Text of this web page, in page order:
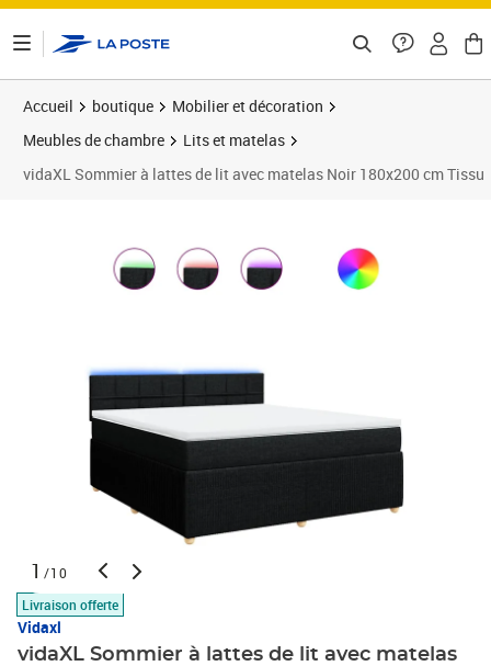
Accueil boutique
Mobilier et décoration
Meubles de chambre
Lits et matelas
vidaXL Sommier à lattes de lit avec matelas Noir 180x200 cm Tissu
1 /10
Livraison offerte
Vidaxl
vidaXL Sommier à lattes de lit avec matelas